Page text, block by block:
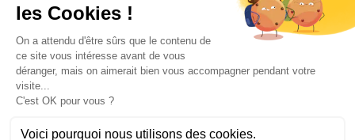
Politiques de confidentialitéPolitique cookies